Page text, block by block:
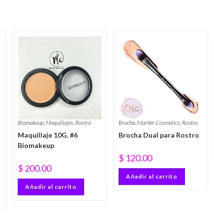
Biomakeup,Maquillajes, Rostro
Maquillaje 10G. #6
Biomakeup
$ 200.00
Añadir al carrito
Brocha,Marifer Cosmetics, Rostro
Brocha Dual para Rostro
$ 120.00
Añadir al carrito